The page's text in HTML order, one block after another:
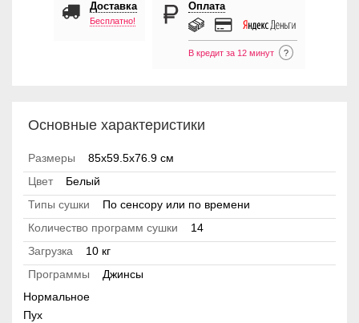
Доставка
Бесплатно!
Оплата
В кредит за 12 минут ?
Основные характеристики
Размеры
85х59.5х76.9 см
Цвет
Белый
Типы сушки
По сенсору или по времени
Количество программ сушки
14
Загрузка
10 кг
Программы
Джинсы
Нормальное
Пух